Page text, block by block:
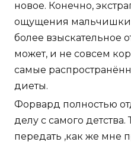
новое. Конечно,
ощущения мальчишки
более взыскательное
может, и не совсем
самые
диеты.
Форвард полностью
делу с самого детства.
передать ,как же мне